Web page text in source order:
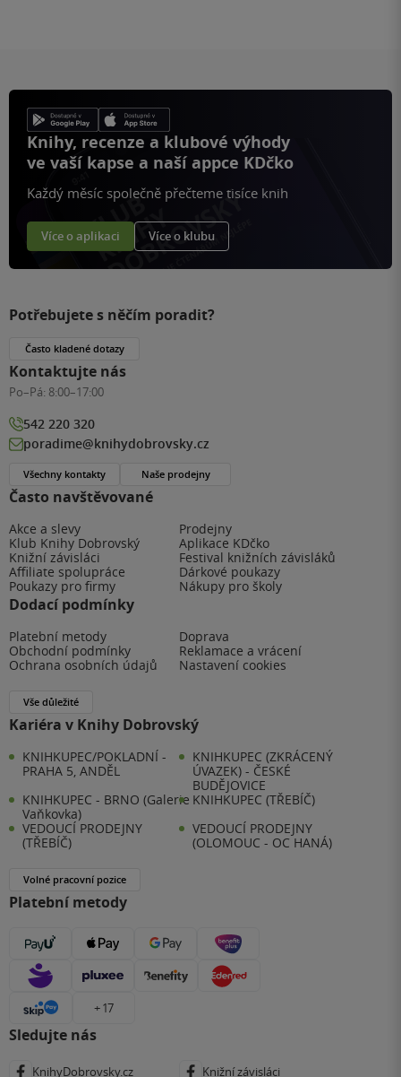
Knihy, recenze a klubové výhody
ve vaší kapse a naší appce KDčko
Každý měsíc společně přečteme tisíce knih
Více o aplikaci Více o klubu
Často navštěvované
Akce a slevy
Prodejny
Klub Knihy Dobrovský
Aplikace KDčko
Knižní závisláci
Festival knižních závisláků
Affiliate spolupráce
Dárkové poukazy
Poukazy pro firmy
Nákupy pro školy
Dodací podmínky
Platební metody
Doprava
Obchodní podmínky
Reklamace a vrácení
Ochrana osobních údajů
Nastavení cookies
Vše důležité
Kariéra v Knihy Dobrovský
KNIHKUPEC/POKLADNÍ -
PRAHA 5, ANDĚL
KNIHKUPEC (ZKRÁCENÝ
ÚVAZEK) - ČESKÉ
BUDĚJOVICE
KNIHKUPEC - BRNO (Galerie
Vaňkovka)
KNIHKUPEC (TŘEBÍČ)
VEDOUCÍ PRODEJNY
(TŘEBÍČ)
VEDOUCÍ PRODEJNY
(OLOMOUC - OC HANÁ)
Volné pracovní pozice
Platební metody
+ 17
Sledujte nás
KnihyDobrovsky.cz Knižní závisláci
Potřebujete s něčím poradit?
Často kladené dotazy
Kontaktujte nás
Po–Pá: 8:00–17:00
542 220 320
poradime@knihydobrovsky.cz
Všechny kontakty Naše prodejny